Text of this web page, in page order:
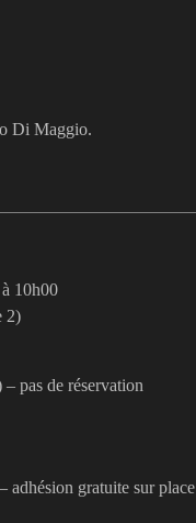
Di Maggio.
10h00
2)
pas de réservation
adhésion gratuite sur place